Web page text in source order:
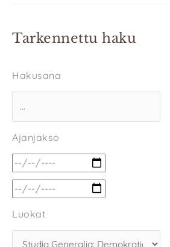
Tarkennettu haku
Hakusana
Ajanjakso
Luokat